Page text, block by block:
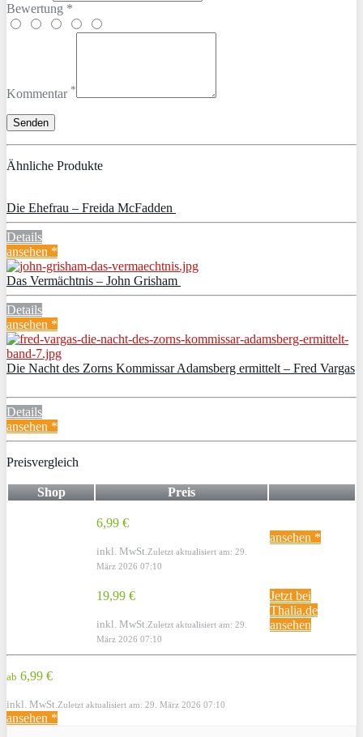
Bewertung *
Kommentar *
Ähnliche Produkte
Die Ehefrau – Freida McFadden
Details
ansehen *
Das Vermächtnis – John Grisham
Details
ansehen *
Die Nacht des Zorns Kommissar Adamsberg ermittelt – Fred Vargas
Details
ansehen *
Preisvergleich
Shop Preis
6,99 €
inkl. MwSt. Zuletzt aktualisiert am: 29.
März 2026 07:10
ansehen *
19,99 €
inkl. MwSt. Zuletzt aktualisiert am: 29.
März 2026 07:10
Jetzt bei
Thalia.de
ansehen
ab 6,99 €
inkl. MwSt. Zuletzt aktualisiert am: 29. März 2026 07:10
ansehen *